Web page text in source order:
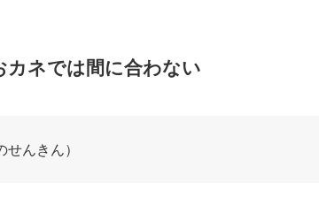
ネでは間に合わない
んきん）